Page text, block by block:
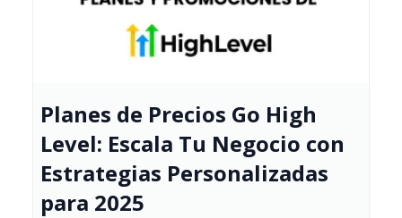
Planes de Precios Go High
Level: Escala Tu Negocio con
Estrategias Personalizadas
para 2025